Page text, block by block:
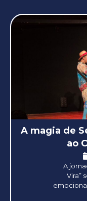
A magia de
ao
A
Vira”